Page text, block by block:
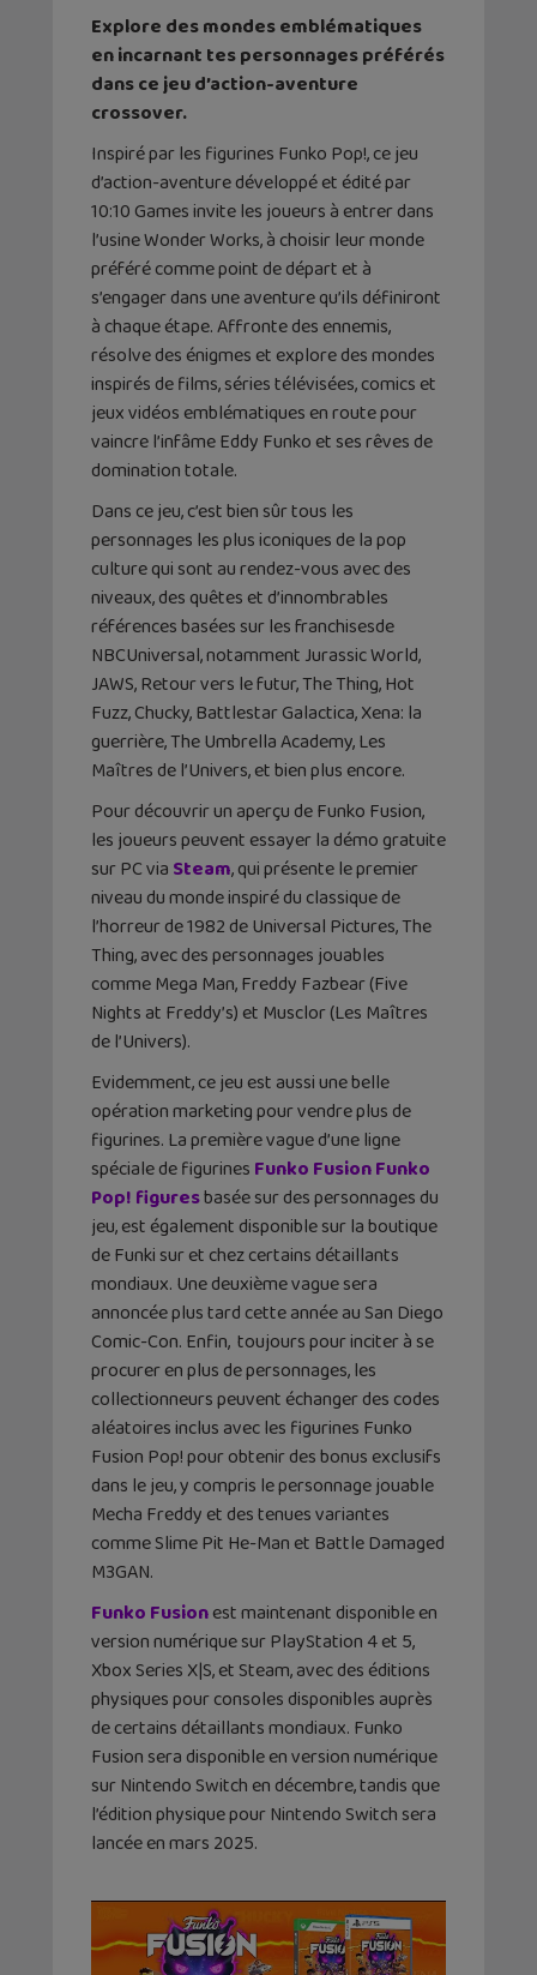
Explore des mondes emblématiques
en incarnant tes personnages préférés
dans ce jeu d’action-aventure
crossover.
Inspiré par les figurines Funko Pop!, ce jeu
d’action-aventure développé et édité par
10:10 Games invite les joueurs à entrer dans
l’usine Wonder Works, à choisir leur monde
préféré comme point de départ et à
s’engager dans une aventure qu’ils définiront
à chaque étape. Affronte des ennemis,
résolve des énigmes et explore des mondes
inspirés de films, séries télévisées, comics et
jeux vidéos emblématiques en route pour
vaincre l’infâme Eddy Funko et ses rêves de
domination totale.
Dans ce jeu, c’est bien sûr tous les
personnages les plus iconiques de la pop
culture qui sont au rendez-vous avec des
niveaux, des quêtes et d’innombrables
références basées sur les franchisesde
NBCUniversal, notamment Jurassic World,
JAWS, Retour vers le futur, The Thing, Hot
Fuzz, Chucky, Battlestar Galactica, Xena: la
guerrière, The Umbrella Academy, Les
Maîtres de l’Univers, et bien plus encore.
Pour découvrir un aperçu de Funko Fusion,
les joueurs peuvent essayer la démo gratuite
sur PC via Steam, qui présente le premier
niveau du monde inspiré du classique de
l’horreur de 1982 de Universal Pictures, The
Thing, avec des personnages jouables
comme Mega Man, Freddy Fazbear (Five
Nights at Freddy’s) et Musclor (Les Maîtres
de l’Univers).
Evidemment, ce jeu est aussi une belle
opération marketing pour vendre plus de
figurines. La première vague d’une ligne
spéciale de figurines Funko Fusion Funko
Pop! figuresbasée sur des personnages du
jeu, est également disponible sur la boutique
de Funki sur et chez certains détaillants
mondiaux. Une deuxième vague sera
annoncée plus tard cette année au San Diego
Comic-Con. Enfin, toujours pour inciter à se
procurer en plus de personnages, les
collectionneurs peuvent échanger des codes
aléatoires inclus avec les figurines Funko
Fusion Pop! pour obtenir des bonus exclusifs
dans le jeu, y compris le personnage jouable
Mecha Freddy et des tenues variantes
comme Slime Pit He-Man et Battle Damaged
M3GAN.
Funko Fusionest maintenant disponible en
version numérique sur PlayStation 4 et 5,
Xbox Series X|S, et Steam, avec des éditions
physiques pour consoles disponibles auprès
de certains détaillants mondiaux. Funko
Fusion sera disponible en version numérique
sur Nintendo Switch en décembre, tandis que
l’édition physique pour Nintendo Switch sera
lancée en mars 2025.